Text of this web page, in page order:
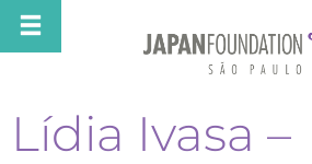
Lídia Ivasa –